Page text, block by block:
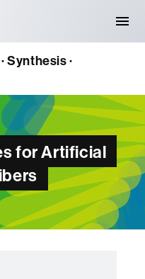
Synthesis ·
for Artificial